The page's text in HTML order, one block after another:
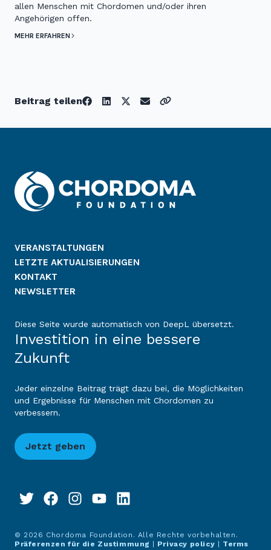
allen Menschen mit Chordomen und/oder ihren
Angehörigen offen.
MEHR ERFAHREN
Beitrag teilen
VERANSTALTUNGEN
LETZTE AKTUALISIERUNGEN
KONTAKT
NEWSLETTER
Diese Seite wurde automatisch von DeepL übersetzt.
Investition in eine bessere
Zukunft
Jeder einzelne Beitrag trägt dazu bei, die Möglichkeiten
und Ergebnisse für Menschen mit Chordomen zu
verbessern.
Jetzt geben
© 2026 Chordoma Foundation. Alle Rechte vorbehalten.
Präferenzen für die Zustimmung | Privacy policy | Terms